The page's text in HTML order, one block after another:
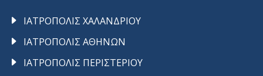
ΙΑΤΡΟΠΟΛΙΣ ΧΑΛΑΝΔΡΙΟΥ
ΙΑΤΡΟΠΟΛΙΣ ΑΘΗΝΩΝ
ΙΑΤΡΟΠΟΛΙΣ ΠΕΡΙΣΤΕΡΙΟΥ